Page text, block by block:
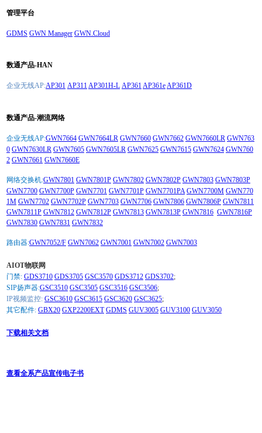
管理平台
GDMS GWN Manager GWN.Cloud
数通产品-HAN
企业无线AP:AP301 AP311AP301H-L AP361AP361eAP361D
数通产品-潮流网络
企业无线AP:GWN7664 GWN7664LR GWN7660 GWN7662 GWN7660LR GWN763
0 GWN7630LR GWN7605 GWN7605LR GWN7625 GWN7615 GWN7624 GWN760
2 GWN7661 GWN7660E
网络交换机:GWN7801 GWN7801P GWN7802 GWN7802P GWN7803 GWN7803P
GWN7700 GWN7700P GWN7701 GWN7701P GWN7701PA GWN7700M GWN770
1M GWN7702 GWN7702P GWN7703 GWN7706 GWN7806 GWN7806P GWN7811
GWN7811P GWN7812 GWN7812P GWN7813 GWN7813P GWN7816 GWN7816P
GWN7830 GWN7831 GWN7832
路由器:GWN7052/F GWN7062 GWN7001 GWN7002 GWN7003
AIOT物联网
门禁: GDS3710 GDS3705 GSC3570 GDS3712 GDS3702;
SIP扬声器:GSC3510 GSC3505 GSC3516 GSC3506;
IP视频监控: GSC3610 GSC3615 GSC3620 GSC3625;
其它配件: GBX20 GXP2200EXT GDMS GUV3005 GUV3100 GUV3050
下载相关文档
查看全系产品宣传电子书